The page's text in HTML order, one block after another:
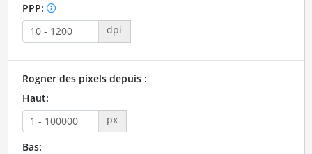
PPP:
dpi
Rogner des pixels depuis :
Haut:
px
Bas: